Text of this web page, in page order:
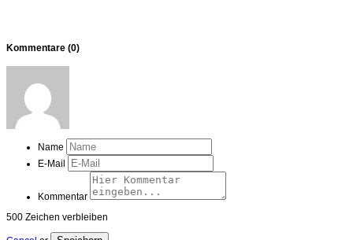
Kommentare (0)
Name
E-Mail
Kommentar
500 Zeichen verbleiben